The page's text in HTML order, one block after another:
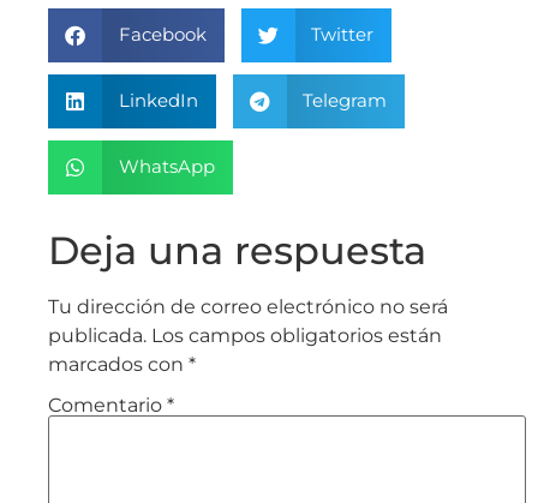
Facebook Twitter
LinkedIn Telegram
WhatsApp
Deja una respuesta
Tu dirección de correo electrónico no será
publicada. Los campos obligatorios están
marcados con *
Comentario *